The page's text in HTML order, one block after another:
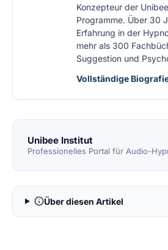
Konzepteur der
Programme. Über 30
Erfahrung in der
mehr als 300
Suggestion und
Vollständige
Unibee Institut
Professionelles Portal für Audio-
Über diesen Artikel